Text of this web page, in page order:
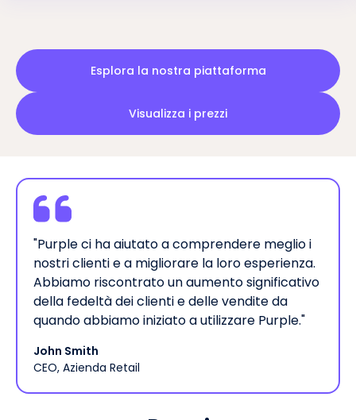
Esplora la nostra piattaforma
Visualizza i prezzi
"Purple ci ha aiutato a comprendere meglio i
nostri clienti e a migliorare la loro esperienza.
Abbiamo riscontrato un aumento significativo
della fedeltà dei clienti e delle vendite da
quando abbiamo iniziato a utilizzare Purple."
John Smith
CEO, Azienda Retail